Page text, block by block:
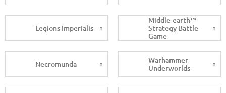
Legions Imperialis
Middle-earth™
Strategy Battle
Game
Necromunda
Warhammer
Underworlds